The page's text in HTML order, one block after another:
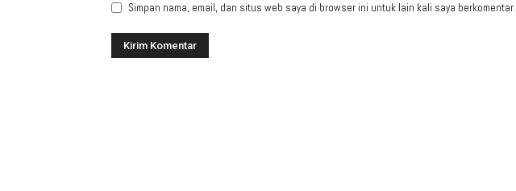
Simpan nama, email, dan situs web saya di browser ini untuk lain kali saya berkomentar.